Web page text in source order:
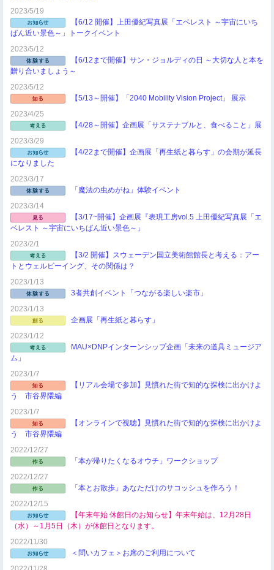
2023/5/19
【6/12 開催】上田優紀写真展「エベレスト ～宇宙にいち
ばん近い景色～」トークイベント
2023/5/12
【6/12まで開催】サン・ジョルディの日 ～大切な人と本を
贈り合いましょう～
2023/5/12
【5/13～開催】「2040 Mobility Vision Project」 展示
2023/4/25
【4/28～開催】企画展「サステナブルと、食べること」展
2023/3/29
【4/22まで開催】企画展「再生紙と暮らす」の会期が延長
になりました
2023/3/17
「魔法の虫めがね」体験イベント
2023/3/14
【3/17~開催】企画展『表現工房vol.5 上田優紀写真展「エ
ベレスト ～宇宙にいちばん近い景色～」
2023/2/1
【3/2 開催】スウェーデン国立美術館館長と考える：アー
トとウェルビーイング、その関係は？
2023/1/13
3者共創イベント「つながる楽しい楽市」
2023/1/13
企画展「再生紙と暮らす」
2023/1/12
MAU×DNPインターンシップ企画「未来の道具ミュージア
ム」
2023/1/7
【リアル会場で参加】見慣れた街で知的な探検に出かけよ
う 市谷界隈編
2023/1/7
【オンラインで視聴】見慣れた街で知的な探検に出かけよ
う 市谷界隈編
2022/12/27
「本が帰りたくなるオウチ」ワークショップ
2022/12/27
「本とお散歩」あなただけのサコッシュを作ろう！
2022/12/15
【年末年始 休館日のお知らせ】年末年始は、12月28日
（水）～1月5日（木）が休館日となります。
2022/11/30
＜問いカフェ＞お席のご利用について